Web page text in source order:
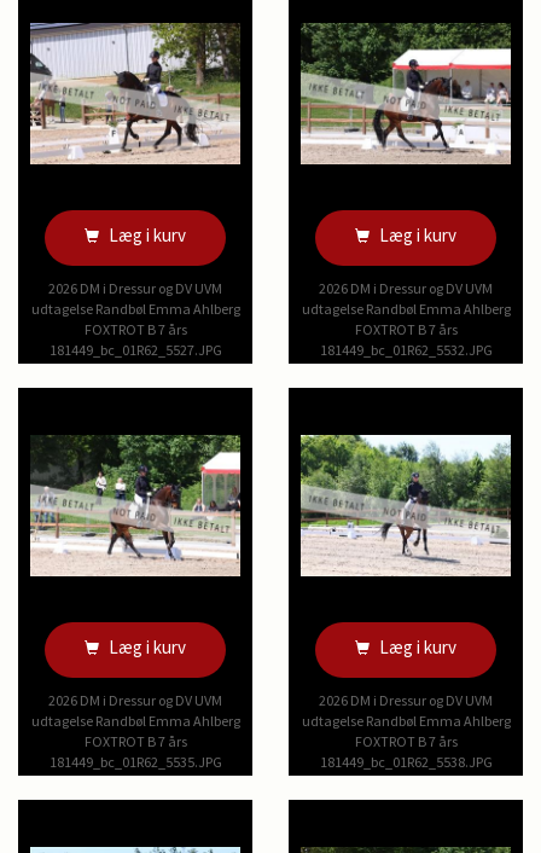
Læg i kurv
2026 DM i Dressur og DV UVM
udtagelse Randbøl Emma Ahlberg
FOXTROT B 7 års
181449_bc_01R62_5527.JPG
Læg i kurv
2026 DM i Dressur og DV UVM
udtagelse Randbøl Emma Ahlberg
FOXTROT B 7 års
181449_bc_01R62_5532.JPG
Læg i kurv
2026 DM i Dressur og DV UVM
udtagelse Randbøl Emma Ahlberg
FOXTROT B 7 års
181449_bc_01R62_5535.JPG
Læg i kurv
2026 DM i Dressur og DV UVM
udtagelse Randbøl Emma Ahlberg
FOXTROT B 7 års
181449_bc_01R62_5538.JPG